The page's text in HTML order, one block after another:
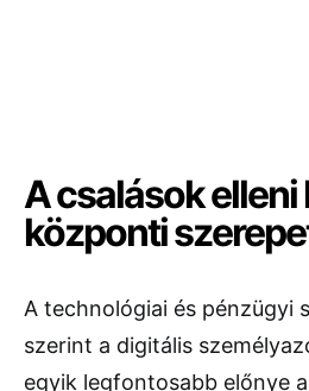
A csalások elleni
központi
A technológiai és pénzügyi
szerint a digitális
egyik legfontosabb előnye